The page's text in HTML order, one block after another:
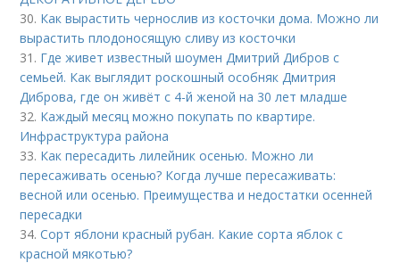
30. Как вырастить чернослив из косточки дома. Можно ли
вырастить плодоносящую сливу из косточки
31. Где живет известный шоумен Дмитрий Дибров с
семьей. Как выглядит роскошный особняк Дмитрия
Диброва, где он живёт с 4-й женой на 30 лет младше
32. Каждый месяц можно покупать по квартире.
Инфраструктура района
33. Как пересадить лилейник осенью. Можно ли
пересаживать осенью? Когда лучше пересаживать:
весной или осенью. Преимущества и недостатки осенней
пересадки
34.Сорт яблони красный рубан. Какие сорта яблок с
красной мякотью?